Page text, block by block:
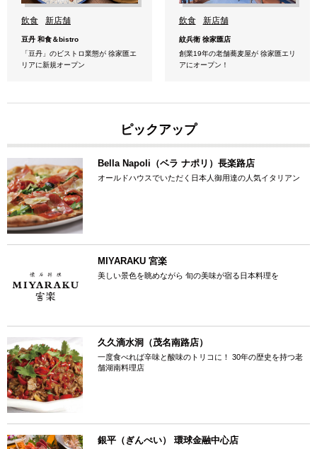
飲食 新店舗
豆丹 和食＆bistro
「豆丹」のビストロ業態が 徐家匯エ
リアに新規オープン
飲食 新店舗
紋兵衛 徐家匯店
創業19年の老舗蕎麦屋が 徐家匯エリ
アにオープン！
ピックアップ
Bella Napoli（ベラ ナポリ）長楽路店
オールドハウスでいただく日本人御用達の人気イタリアン
MIYARAKU 宮楽
美しい景色を眺めながら 旬の美味が宿る日本料理を
久久滴水洞（茂名南路店）
一度食べれば辛味と酸味のトリコに！ 30年の歴史を持つ老
舗湖南料理店
銀平（ぎんぺい） 環球金融中心店